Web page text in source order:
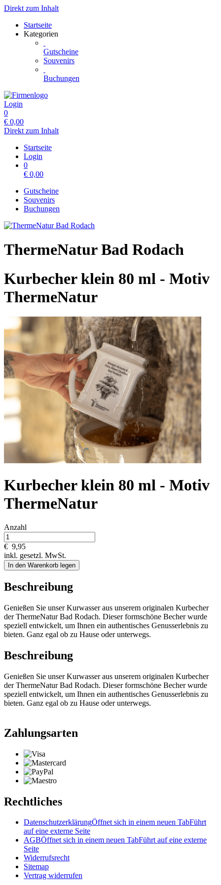
Direkt zum Inhalt
Startseite
Kategorien
Gutscheine
Souvenirs
Buchungen
Login
0
€ 0,00
Direkt zum Inhalt
Startseite
Login
0
€ 0,00
Gutscheine
Souvenirs
Buchungen
ThermeNatur Bad Rodach
Kurbecher klein 80 ml - Motiv
ThermeNatur
Kurbecher klein 80 ml - Motiv
ThermeNatur
Anzahl
€ 9,95
inkl. gesetzl. MwSt.
In den Warenkorb legen
Beschreibung
Genießen Sie unser Kurwasser aus unserem originalen Kurbecher
der ThermeNatur Bad Rodach. Dieser formschöne Becher wurde
speziell entwickelt, um Ihnen ein authentisches Genusserlebnis zu
bieten. Ganz egal ob zu Hause oder unterwegs.
Beschreibung
Genießen Sie unser Kurwasser aus unserem originalen Kurbecher
der ThermeNatur Bad Rodach. Dieser formschöne Becher wurde
speziell entwickelt, um Ihnen ein authentisches Genusserlebnis zu
bieten. Ganz egal ob zu Hause oder unterwegs.
Zahlungsarten
Rechtliches
DatenschutzerklärungÖffnet sich in einem neuen TabFührt
auf eine externe Seite
AGBÖffnet sich in einem neuen TabFührt auf eine externe
Seite
Widerrufsrecht
Sitemap
Vertrag widerrufen